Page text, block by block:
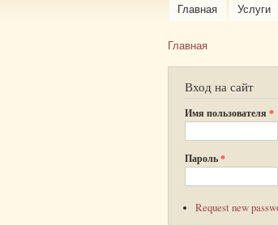
Главное меню
Главная Услуги
Главная
Вход на сайт
Имя пользователя *
Пароль*
Request new